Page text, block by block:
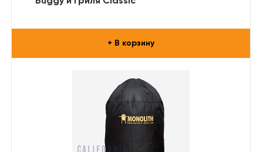
+ В корзину